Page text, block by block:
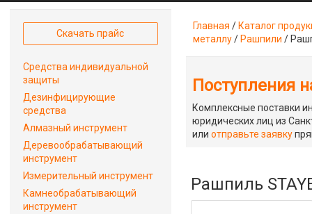
Главная / Каталог
металлу/ Рашпили /
Поступления
Комплексные поставки
юридических лиц из
илиотправьте заявку
Рашпиль
Скачать прайс
Средства индивидуальной
защиты
Дезинфицирующие
средства
Алмазный инструмент
Деревообрабатывающий
инструмент
Измерительный инструмент
Камнеобрабатывающий
инструмент